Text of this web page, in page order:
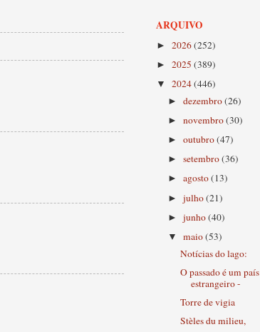
ARQUIVO
► 2026(252)
► 2025 (389)
▼ 2024(446)
►dezembro(26)
►novembro(30)
►outubro(47)
►setembro(36)
►agosto(13)
►julho(21)
►junho(40)
▼maio(53)
Notícias do lago:
O passado é um país
estrangeiro -
Torre de vigia
Stèles du milieu,